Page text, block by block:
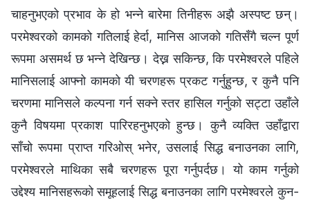
चाहनुभएको प्रभाव के हो भन्‍ने बारेमा तिनीहरू अझै अस्पष्ट छन्।
परमेश्‍वरको कामको गतिलाई हेर्दा, मानिस आजको गतिसँगै चल्न पूर्ण
रूपमा असमर्थ छ भन्‍ने देखिन्छ। देख्न सकिन्छ, कि परमेश्‍वरले पहिले
मानिसलाई आफ्नो कामको यी चरणहरू प्रकट गर्नुहुन्छ, र कुनै पनि
चरणमा मानिसले कल्पना गर्न सक्ने स्तर हासिल गर्नुको सट्टा उहाँले
कुनै विषयमा प्रकाश पारिरहनुभएको हुन्छ। कुनै व्यक्ति उहाँद्वारा
साँचो रूपमा प्राप्त गरिओस् भनेर, उसलाई सिद्ध बनाउनका लागि,
परमेश्‍वरले माथिका सबै चरणहरू पूरा गर्नुपर्दछ। यो काम गर्नुको
उद्देश्य मानिसहरूको समूहलाई सिद्ध बनाउनका लागि परमेश्‍वरले कुन-